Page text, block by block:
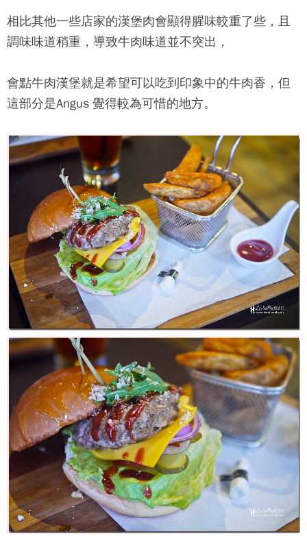
相比其他一些店家的漢堡肉會顯得腥味較重了些，且
調味味道稍重，導致牛肉味道並不突出，
會點牛肉漢堡就是希望可以吃到印象中的牛肉香，但
這部分是Angus 覺得較為可惜的地方。